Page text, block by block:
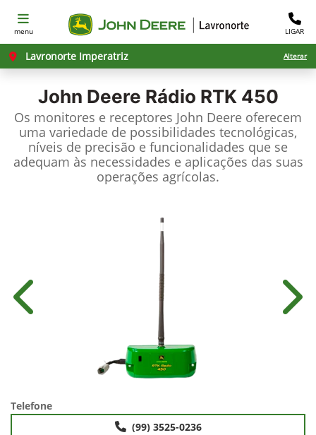
menu LIGAR
Lavronorte Imperatriz Alterar
John Deere Rádio RTK 450
Os monitores e receptores John Deere oferecem
uma variedade de possibilidades tecnológicas,
níveis de precisão e funcionalidades que se
adequam às necessidades e aplicações das suas
operações agrícolas.
Anterior
Telefone
(99) 3525-0236